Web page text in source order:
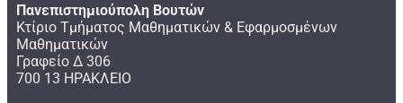
Πανεπιστημιούπολη Βουτών
Κτίριο Τμήματος Μαθηματικών & Εφαρμοσμένων
Μαθηματικών
Γραφείο Δ 306
700 13 ΗΡΑΚΛΕΙΟ